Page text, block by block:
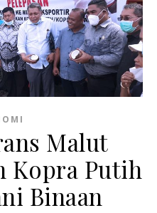
Malut
Kopra Putih
Binaan